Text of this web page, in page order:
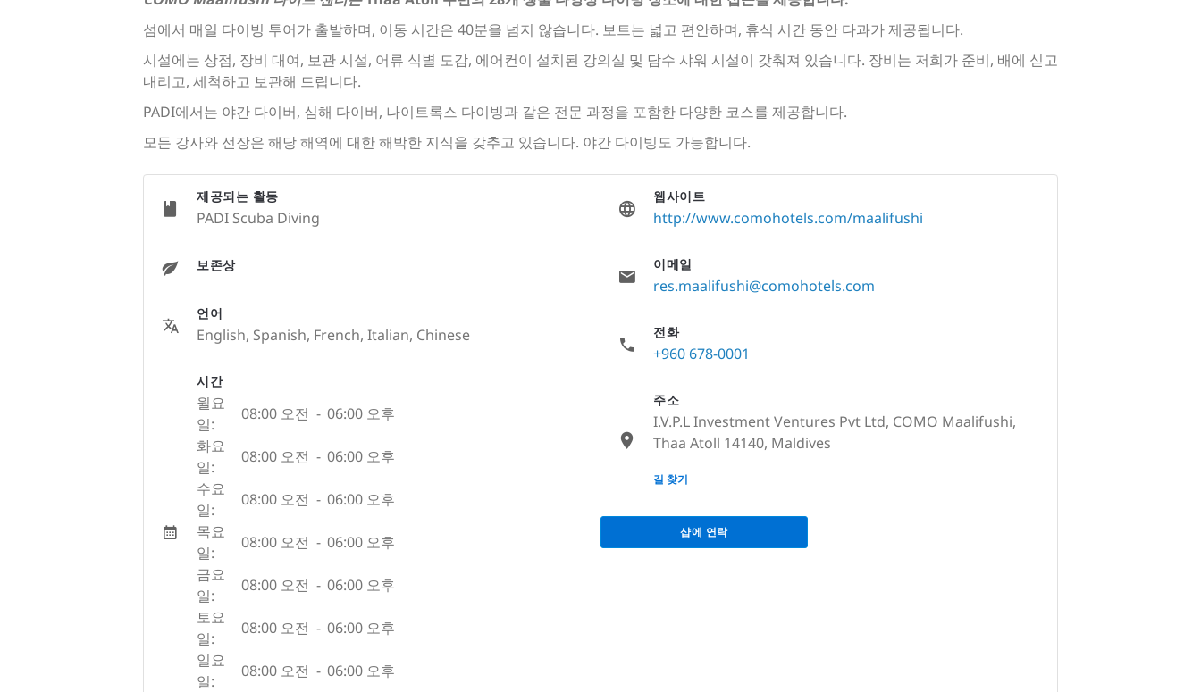
섬에서 매일 다이빙 투어가 출발하며, 이동 시간은 40분을 넘지 않습니다. 보트는 넓고 편안하며, 휴식 시간 동안 다과가 제공됩니다.
시설에는 상점, 장비 대여, 보관 시설, 어류 식별 도감, 에어컨이 설치된 강의실 및 담수 샤워 시설이 갖춰져 있습니다. 장비는 저희가 준비, 배에 싣고
내리고, 세척하고 보관해 드립니다.
PADI에서는 야간 다이버, 심해 다이버, 나이트록스 다이빙과 같은 전문 과정을 포함한 다양한 코스를 제공합니다.
모든 강사와 선장은 해당 해역에 대한 해박한 지식을 갖추고 있습니다. 야간 다이빙도 가능합니다.
제공되는 활동
PADI Scuba Diving
보존상
언어
English, Spanish, French, Italian, Chinese
시간
월요
일:
08:00 오전 - 06:00 오후
화요
일:
08:00 오전 - 06:00 오후
수요
일:
08:00 오전 - 06:00 오후
목요
일:
08:00 오전 - 06:00 오후
금요
일:
08:00 오전 - 06:00 오후
토요
일:
08:00 오전 - 06:00 오후
일요
일:
08:00 오전 - 06:00 오후
웹사이트
http://www.comohotels.com/maalifushi
이메일
res.maalifushi@comohotels.com
전화
+960 678-0001
주소
I.V.P.L Investment Ventures Pvt Ltd, COMO Maalifushi,
Thaa Atoll 14140, Maldives
None
길 찾기
샵에 연락